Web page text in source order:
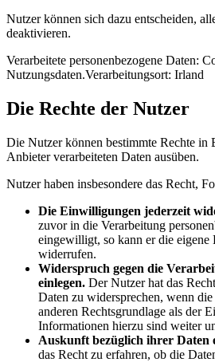
Nutzer können sich dazu entscheiden,
deaktivieren.
Verarbeitete personenbezogene Daten:
Nutzungsdaten.Verarbeitungsort: Irland
Die Rechte der Nutzer
Die Nutzer können bestimmte Rechte in
Anbieter verarbeiteten Daten ausüben.
Nutzer haben insbesondere das Recht,
Die Einwilligungen jederzeit
zuvor in die Verarbeitung
eingewilligt, so kann er die
widerrufen.
Widerspruch gegen die
einlegen. Der Nutzer hat das
Daten zu widersprechen, wenn
anderen Rechtsgrundlage als der
Informationen hierzu sind weiter
Auskunft bezüglich ihrer Daten
das Recht zu erfahren, ob die